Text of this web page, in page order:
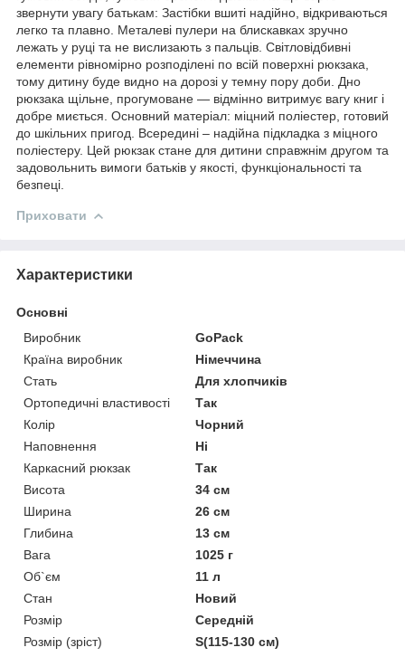
звернути увагу батькам: Застібки вшиті надійно, відкриваються
легко та плавно. Металеві пулери на блискавках зручно
лежать у руці та не вислизають з пальців. Світловідбивні
елементи рівномірно розподілені по всій поверхні рюкзака,
тому дитину буде видно на дорозі у темну пору доби. Дно
рюкзака щільне, прогумоване — відмінно витримує вагу книг і
добре миється. Основний матеріал: міцний поліестер, готовий
до шкільних пригод. Всередині – надійна підкладка з міцного
поліестеру. Цей рюкзак стане для дитини справжнім другом та
задовольнить вимоги батьків у якості, функціональності та
безпеці.
Приховати
Характеристики
Основні
Виробник
GoPack
Країна виробник
Німеччина
Стать
Для хлопчиків
Ортопедичні властивості
Так
Колір
Чорний
Наповнення
Ні
Каркасний рюкзак
Так
Висота
34 см
Ширина
26 см
Глибина
13 см
Вага
1025 г
Об`єм
11 л
Стан
Новий
Розмір
Середній
Розмір (зріст)
S(115-130 см)